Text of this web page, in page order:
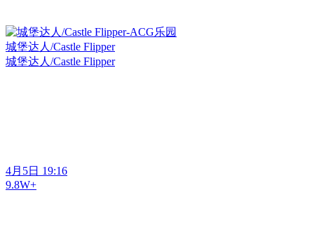
城堡达人/Castle Flipper
城堡达人/Castle Flipper
4月5日 19:16
9.8W+